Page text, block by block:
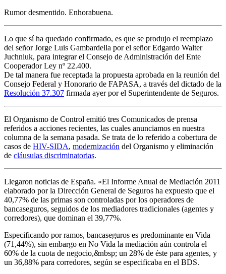
Rumor desmentido. Enhorabuena.
Lo que sí ha quedado confirmado, es que se produjo el reemplazo
del señor Jorge Luis Gambardella por el señor Edgardo Walter
Juchniuk, para integrar el Consejo de Administración del Ente
Cooperador Ley nº 22.400.
De tal manera fue receptada la propuesta aprobada en la reunión del
Consejo Federal y Honorario de FAPASA, a través del dictado de la
Resolución 37.307 firmada ayer por el Superintendente de Seguros.
El Organismo de Control emitió tres Comunicados de prensa
referidos a acciones recientes, las cuales anunciamos en nuestra
columna de la semana pasada. Se trata de lo referido a cobertura de
casos de HIV-SIDA, modernización del Organismo y eliminación
de cláusulas discriminatorias.
Llegaron noticias de España. «El Informe Anual de Mediación 2011
elaborado por la Dirección General de Seguros ha expuesto que el
40,77% de las primas son controladas por los operadores de
bancaseguros, seguidos de los mediadores tradicionales (agentes y
corredores), que dominan el 39,77%.
Especificando por ramos, bancaseguros es predominante en Vida
(71,44%), sin embargo en No Vida la mediación aún controla el
60% de la cuota de negocio,&nbsp; un 28% de éste para agentes, y
un 36,88% para corredores, según se especificaba en el BDS.